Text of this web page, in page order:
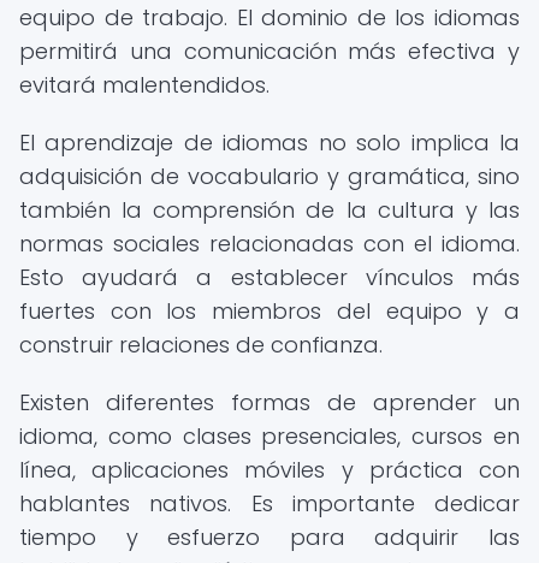
equipo de trabajo. El dominio de los idiomas
permitirá una comunicación más efectiva y
evitará malentendidos.
El aprendizaje de idiomas no solo implica la
adquisición de vocabulario y gramática, sino
también la comprensión de la cultura y las
normas sociales relacionadas con el idioma.
Esto ayudará a establecer vínculos más
fuertes con los miembros del equipo y a
construir relaciones de confianza.
Existen diferentes formas de aprender un
idioma, como clases presenciales, cursos en
línea, aplicaciones móviles y práctica con
hablantes nativos. Es importante dedicar
tiempo y esfuerzo para adquirir las